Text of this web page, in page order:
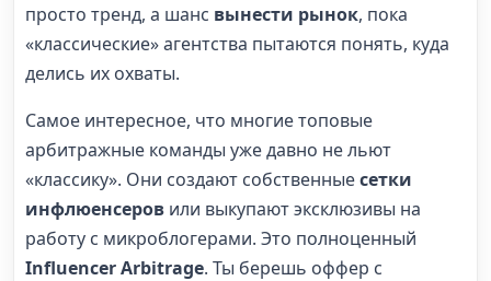
просто тренд, а шанс вынести рынок, пока
«классические» агентства пытаются понять, куда
делись их охваты.
Самое интересное, что многие топовые
арбитражные команды уже давно не льют
«классику». Они создают собственныесетки
инфлюенсеров или выкупают эксклюзивы на
работу с микроблогерами. Это полноценный
Influencer Arbitrage. Ты берешь оффер с